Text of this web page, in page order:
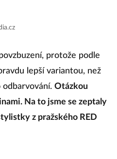
protože podle
lepší variantou, než
Otázkou
Na to jsme se zeptaly
z pražského RED